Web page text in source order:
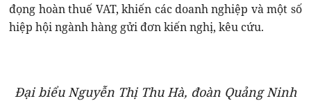
đọng hoàn thuế VAT, khiến các doanh nghiệp và một số
hiệp hội ngành hàng gửi đơn kiến nghị, kêu cứu.
Đại biểu Nguyễn Thị Thu Hà, đoàn Quảng Ninh